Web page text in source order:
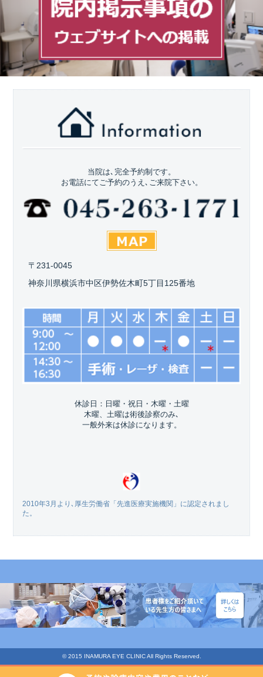
当院は､完全予約制です。
お電話にてご予約のうえ､ご来院下さい。
〒231-0045
神奈川県横浜市中区伊勢佐木町5丁目125番地
休診日：日曜・祝日・木曜・土曜
木曜、土曜は術後診察のみ､
一般外来は休診になります。
2010年3月より､厚生労働省「先進医療実施機関」に認定されまし
た。
© 2015 INAMURA EYE CLINIC All Rights Reserved.